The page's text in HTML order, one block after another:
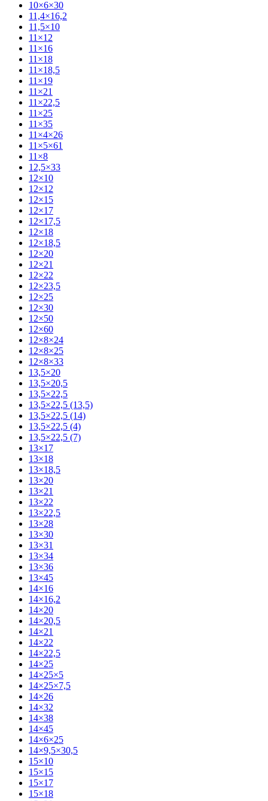
10×6×30
11,4×16,2
11,5×10
11×12
11×16
11×18
11×18,5
11×19
11×21
11×22,5
11×25
11×35
11×4×26
11×5×61
11×8
12,5×33
12×10
12×12
12×15
12×17
12×17,5
12×18
12×18,5
12×20
12×21
12×22
12×23,5
12×25
12×30
12×50
12×60
12×8×24
12×8×25
12×8×33
13,5×20
13,5×20,5
13,5×22,5
13,5×22,5 (13,5)
13,5×22,5 (14)
13,5×22,5 (4)
13,5×22,5 (7)
13×17
13×18
13×18,5
13×20
13×21
13×22
13×22,5
13×28
13×30
13×31
13×34
13×36
13×45
14×16
14×16,2
14×20
14×20,5
14×21
14×22
14×22,5
14×25
14×25×5
14×25×7,5
14×26
14×32
14×38
14×45
14×6×25
14×9,5×30,5
15×10
15×15
15×17
15×18